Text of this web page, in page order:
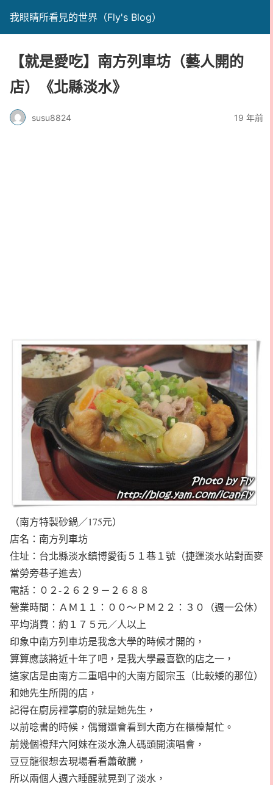
我眼睛所看見的世界（Fly's Blog）
【就是愛吃】南方列車坊（藝人開的
店）《北縣淡水》
susu8824 19 年前
（南方特製砂鍋／175元）
店名：南方列車坊
住址：台北縣淡水鎮博愛街５１巷１號（捷運淡水站對面麥
當勞旁巷子進去）
電話：０２-２６２９－２６８８
營業時間：ＡＭ１１：００～ＰＭ２２：３０（週一公休）
平均消費：約１７５元／人以上
印象中南方列車坊是我念大學的時候才開的，
算算應該將近十年了吧，是我大學最喜歡的店之一，
這家店是由南方二重唱中的大南方閻宗玉（比較矮的那位）
和她先生所開的店，
記得在廚房裡掌廚的就是她先生，
以前唸書的時候，偶爾還會看到大南方在櫃檯幫忙。
前幾個禮拜六阿妹在淡水漁人碼頭開演唱會，
豆豆龍很想去現場看看蕭敬騰，
所以兩個人週六睡醒就晃到了淡水，